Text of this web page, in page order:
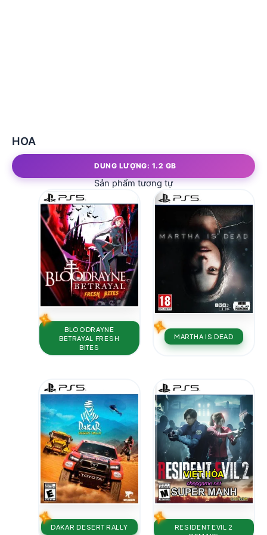
HOA
DUNG LƯỢNG: 1.2 GB
Sản phẩm tương tự
BLOODRAYNE
BETRAYAL FRESH
BITES
MARTHA IS DEAD
DAKAR DESERT RALLY
RESIDENT EVIL 2